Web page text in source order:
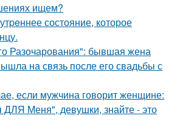
ищем?
состояние, которое
Разочарования": бывшая жена
на связь после его свадьбы с
если мужчина говорит женщине:
Меня", девушки, знайте - это